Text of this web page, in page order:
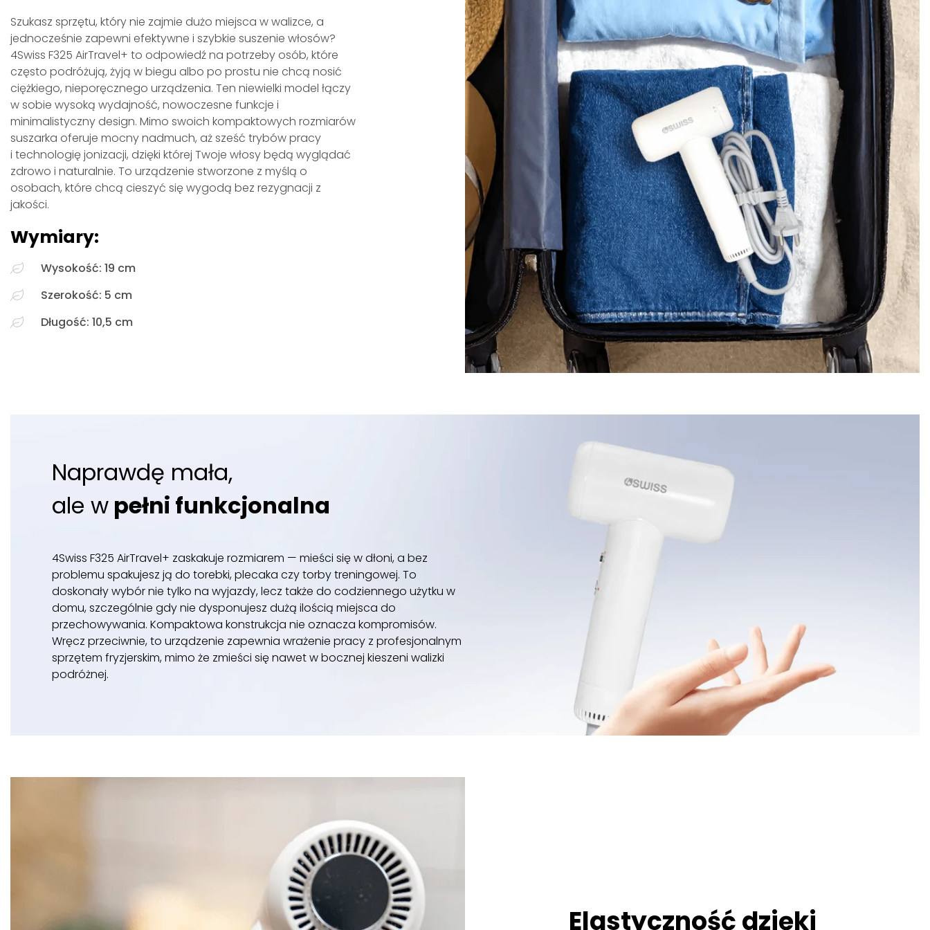
Szukasz sprzętu, który nie zajmie dużo miejsca w walizce, a
jednocześnie zapewni efektywne i szybkie suszenie włosów?
4Swiss F325 AirTravel+ to odpowiedź na potrzeby osób, które
często podróżują, żyją w biegu albo po prostu nie chcą nosić
ciężkiego, nieporęcznego urządzenia. Ten niewielki model łączy
w sobie wysoką wydajność, nowoczesne funkcje i
minimalistyczny design. Mimo swoich kompaktowych rozmiarów
suszarka oferuje mocny nadmuch, aż sześć trybów pracy
i technologię jonizacji, dzięki której Twoje włosy będą wyglądać
zdrowo i naturalnie. To urządzenie stworzone z myślą o
osobach, które chcą cieszyć się wygodą bez rezygnacji z
jakości.
Wymiary:
Wysokość: 19 cm
Szerokość: 5 cm
Długość: 10,5 cm
Naprawdę mała,
ale w pełni funkcjonalna
4Swiss F325 AirTravel+ zaskakuje rozmiarem — mieści się w dłoni, a bez
problemu spakujesz ją do torebki, plecaka czy torby treningowej. To
doskonały wybór nie tylko na wyjazdy, lecz także do codziennego użytku w
domu, szczególnie gdy nie dysponujesz dużą ilością miejsca do
przechowywania. Kompaktowa konstrukcja nie oznacza kompromisów.
Wręcz przeciwnie, to urządzenie zapewnia wrażenie pracy z profesjonalnym
sprzętem fryzjerskim, mimo że zmieści się nawet w bocznej kieszeni walizki
podróżnej.
Elastyczność dzięki